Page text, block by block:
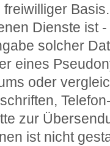
Dienste ist
solcher
eines
oder
zur
ist nicht